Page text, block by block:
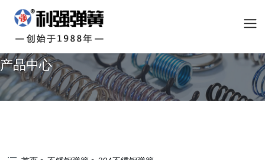
产品中心